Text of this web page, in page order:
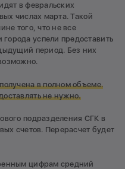
в февральских
числах марта. Такой
того, что не все
успели предоставить
период. Без них
в полном объеме.
не нужно.
подразделения СГК в
счетов. Перерасчет будет
цифрам средний